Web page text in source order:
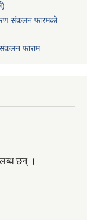
संकलन फारमको
फाराम
छन् ।